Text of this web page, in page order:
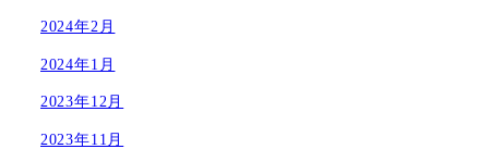
2024年2月
2024年1月
2023年12月
2023年11月